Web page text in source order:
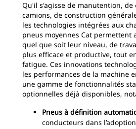
Qu'il s'agisse de manutention,
camions, de construction
les technologies intégrées aux
pneus moyennes Cat permettent
quel que soit leur niveau, de
plus efficace et productive, tout
fatigue. Ces innovations
les performances de la machine
une gamme de fonctionnalités
optionnelles déjà disponibles,
Pneus à définition
conducteurs dans